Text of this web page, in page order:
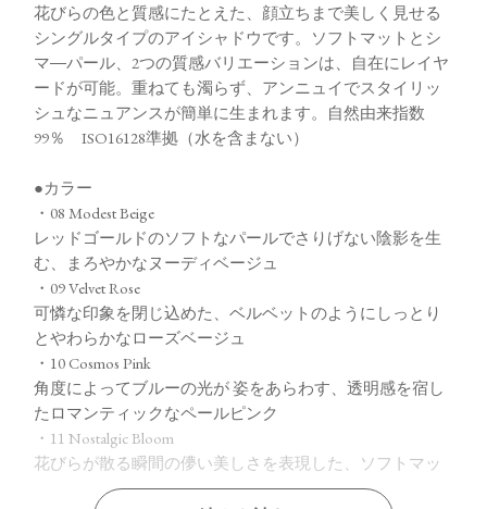
花びらの色と質感にたとえた、顔立ちまで美しく見せる
シングルタイプのアイシャドウです。ソフトマットとシ
マ―パール、2つの質感バリエーションは、自在にレイヤ
ードが可能。重ねても濁らず、アンニュイでスタイリッ
シュなニュアンスが簡単に生まれます。自然由来指数
99％ ISO16128準拠（水を含まない）
●カラー
・08 Modest Beige
レッドゴールドのソフトなパールでさりげない陰影を生
む、まろやかなヌーディベージュ
・09 Velvet Rose
可憐な印象を閉じ込めた、ベルベットのようにしっとり
とやわらかなローズベージュ
・10 Cosmos Pink
角度によってブルーの光が 姿をあらわす、透明感を宿し
たロマンティックなペールピンク
・11 Nostalgic Bloom
花びらが散る瞬間の儚い美しさを表現した、ソフトマッ
トなアンティークモーヴ